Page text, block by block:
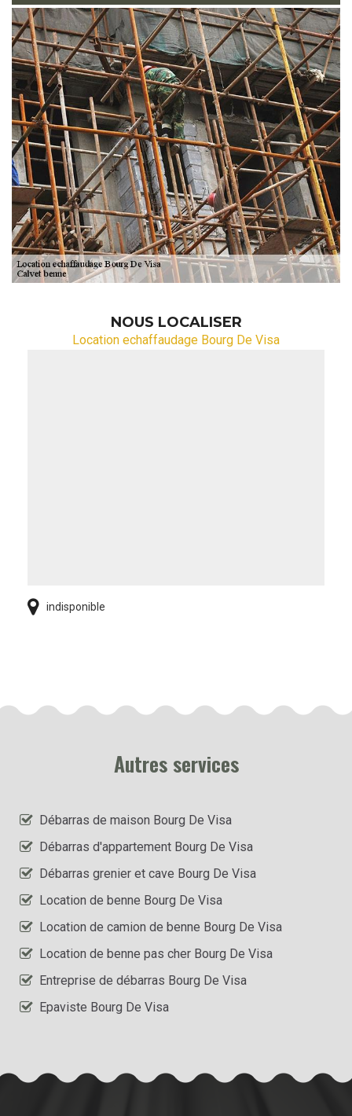
NOUS LOCALISER
Location echaffaudage Bourg De Visa
indisponible
Autres services
Débarras de maison Bourg De Visa
Débarras d'appartement Bourg De Visa
Débarras grenier et cave Bourg De Visa
Location de benne Bourg De Visa
Location de camion de benne Bourg De Visa
Location de benne pas cher Bourg De Visa
Entreprise de débarras Bourg De Visa
Epaviste Bourg De Visa